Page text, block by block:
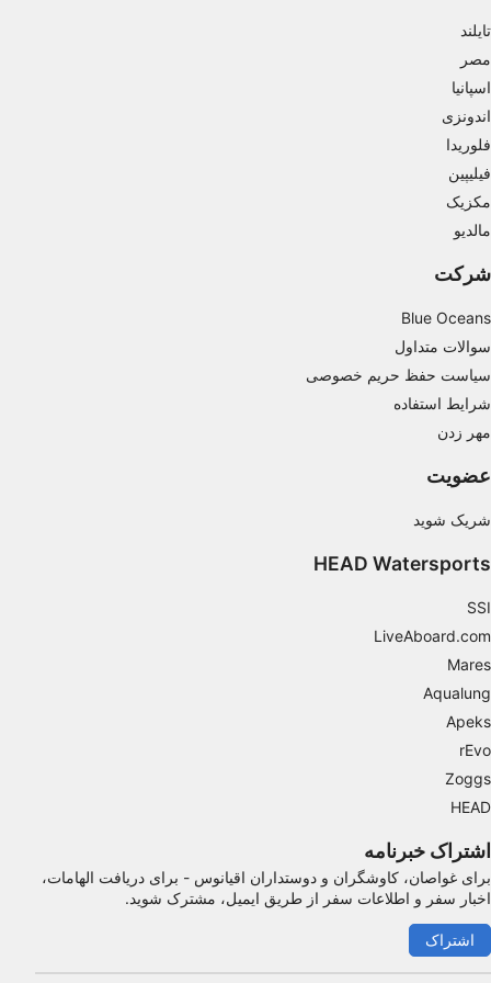
تایلند
مصر
اسپانیا
اندونزی
فلوریدا
فیلیپین
مکزیک
مالدیو
شرکت
Blue Oceans
سوالات متداول
سیاست حفظ حریم خصوصی
شرایط استفاده
مهر زدن
عضویت
شریک شوید
HEAD Watersports
SSI
LiveAboard.com
Mares
Aqualung
Apeks
rEvo
Zoggs
HEAD
اشتراک خبرنامه
برای غواصان، کاوشگران و دوستداران اقیانوس - برای دریافت الهامات،
اخبار سفر و اطلاعات سفر از طریق ایمیل، مشترک شوید.
اشتراک